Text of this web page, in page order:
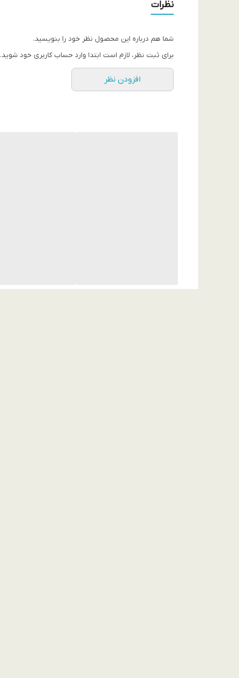
کامل دستگاه شما را فراهم می‌کنند.
نظرات
شما هم درباره این محصول نظر خود را بنویسید.
برای ثبت نظر، لازم است ابتدا وارد حساب کاربری خود شوید.
افزودن نظر